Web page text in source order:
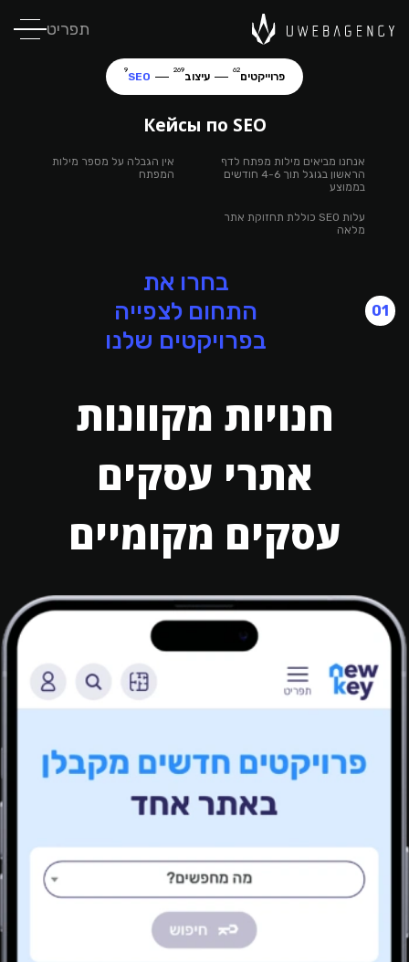
תפריט
פרוייקטים
62
עיצוב
269
SEO
9
Кейсы по SEO
אנחנו מביאים מילות מפתח לדף
הראשון בגוגל תוך 4-6 חודשים
בממוצע
אין הגבלה על מספר מילות
המפתח
עלות SEO כוללת תחזוקת אתר
מלאה
חנויות מקוונות
אתרי עסקים
עסקים מקומיים
01
בחרו את
התחום לצפייה
בפרויקטים שלנו